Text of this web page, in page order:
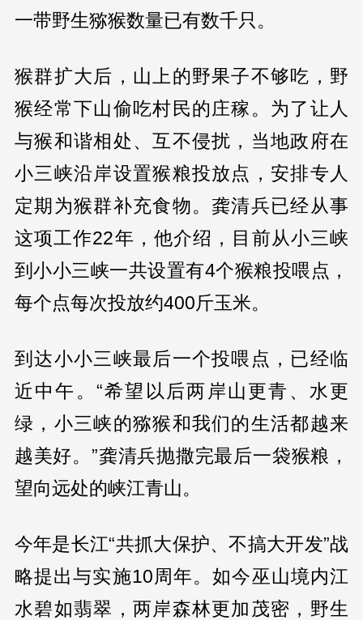
一带野生猕猴数量已有数千只。
猴群扩大后，山上的野果子不够吃，野
猴经常下山偷吃村民的庄稼。为了让人
与猴和谐相处、互不侵扰，当地政府在
小三峡沿岸设置猴粮投放点，安排专人
定期为猴群补充食物。龚清兵已经从事
这项工作22年，他介绍，目前从小三峡
到小小三峡一共设置有4个猴粮投喂点，
每个点每次投放约400斤玉米。
到达小小三峡最后一个投喂点，已经临
近中午。“希望以后两岸山更青、水更
绿，小三峡的猕猴和我们的生活都越来
越美好。”龚清兵抛撒完最后一袋猴粮，
望向远处的峡江青山。
今年是长江“共抓大保护、不搞大开发”战
略提出与实施10周年。如今巫山境内江
水碧如翡翠，两岸森林更加茂密，野生